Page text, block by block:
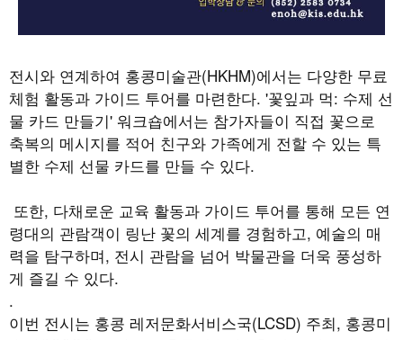
전시와 연계하여 홍콩미술관(HKHM)에서는 다양한 무료
체험 활동과 가이드 투어를 마련한다. '꽃잎과 먹: 수제 선
물 카드 만들기' 워크숍에서는 참가자들이 직접 꽃으로
축복의 메시지를 적어 친구와 가족에게 전할 수 있는 특
별한 수제 선물 카드를 만들 수 있다.
또한, 다채로운 교육 활동과 가이드 투어를 통해 모든 연
령대의 관람객이 링난 꽃의 세계를 경험하고, 예술의 매
력을 탐구하며, 전시 관람을 넘어 박물관을 더욱 풍성하
게 즐길 수 있다.
.
이번 전시는 홍콩 레저문화서비스국(LCSD) 주최, 홍콩미